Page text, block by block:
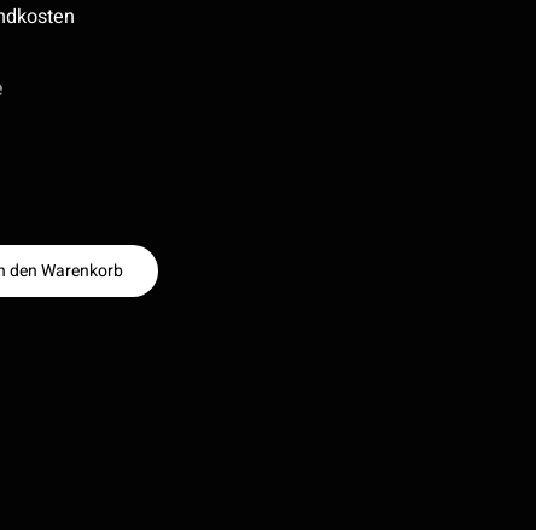
den Warenkorb